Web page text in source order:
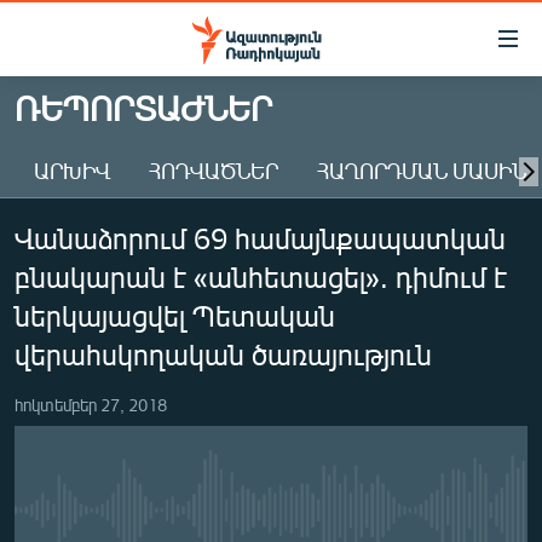
Մատչելիության
Անցնել
հիմնական
Անցնել
հիմնական
մենյուին
Որոնում
ԱԶԱՏՈՒԹՅՈՒՆ TV
ՀԱՅԱՍՏԱՆ
ԸՆՏՐՈՒԹՅՈՒՆՆԵՐ 2026
ԻՐԱՎՈՒՆՔ
ՀԱՍԱՐԱԿՈՒԹՅՈՒՆ
ՂԱՐԱԲԱՂ
ՌԵՊՈՐՏԱԺՆԵՐ
ԱՐԽԻՎ ՀՈԴՎԱԾՆԵՐ ՀԱՂՈՐԴՄԱՆ ՄԱՍԻՆ
Վանաձորում 69 համայնքապատկան
բնակարան է «անհետացել». դիմում է
ներկայացվել Պետական
վերահսկողական ծառայություն
հոկտեմբեր 27, 2018